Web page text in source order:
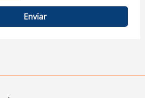
Enviar